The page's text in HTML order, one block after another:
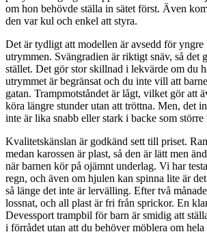
om hon behövde ställa in sätet först. Även
den var kul och enkel att styra.
Det är tydligt att modellen är avsedd för yngre
utrymmen. Svängradien är riktigt snäv, så det
stället. Det gör stor skillnad i lekvärde om du
utrymmet är begränsat och du inte vill att
gatan. Trampmotståndet är lågt, vilket gör att
köra längre stunder utan att tröttna. Men, det
inte är lika snabb eller stark i backe som
Kvalitetskänslan är godkänd sett till priset.
medan karossen är plast, så den är lätt men
när barnen kör på ojämnt underlag. Vi har
regn, och även om hjulen kan spinna lite är
så länge det inte är lervälling. Efter två
lossnat, och all plast är fri från sprickor. En
Devessport trampbil för barn är smidig att
i förrådet utan att du behöver möblera om hela